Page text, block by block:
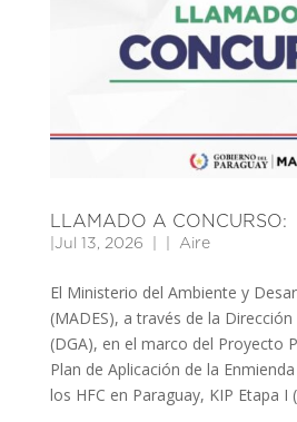
LLAMADO A CONCURSO:
Jul 13, 2026 Aire
El Ministerio del Ambiente y
(MADES), a través de la
(DGA), en el marco del Proyecto
Plan de Aplicación de la
los HFC en Paraguay, KIP Etapa I